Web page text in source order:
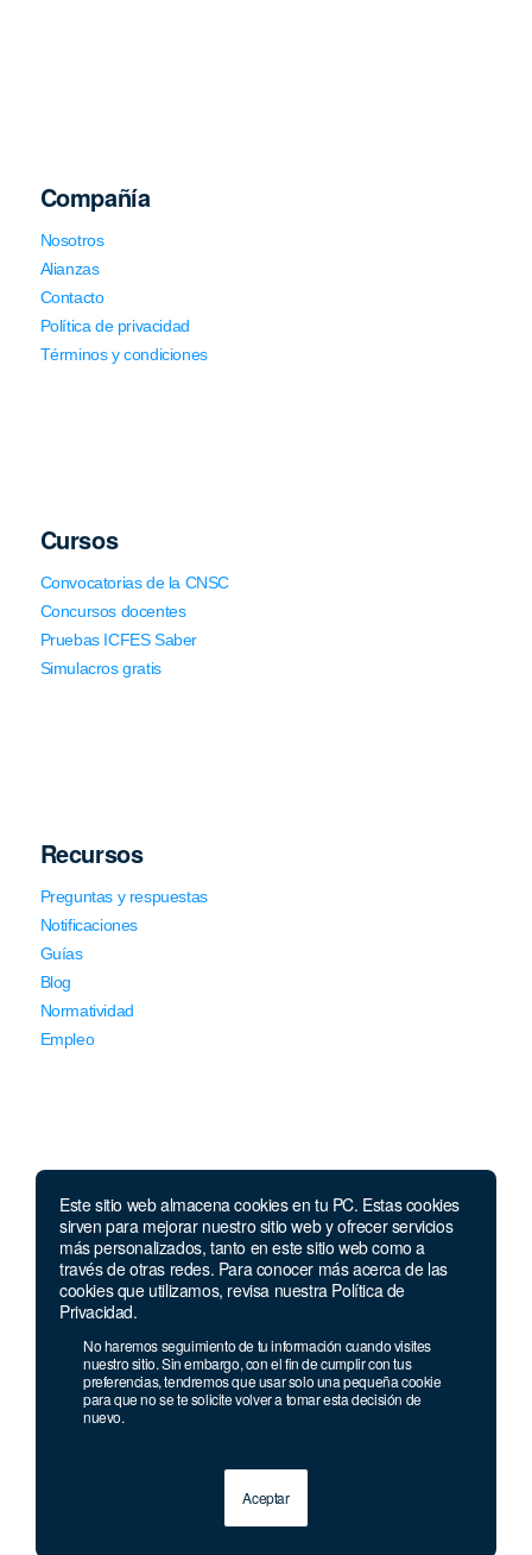
Este sitio web almacena cookies en tu PC. Estas cookies
sirven para mejorar nuestro sitio web y ofrecer servicios
más personalizados, tanto en este sitio web como a
través de otras redes. Para conocer más acerca de las
cookies que utilizamos, revisa nuestra Política de
Privacidad.
No haremos seguimiento de tu información cuando visites
nuestro sitio. Sin embargo, con el fin de cumplir con tus
preferencias, tendremos que usar solo una pequeña cookie
para que no se te solicite volver a tomar esta decisión de
nuevo.
Aceptar
Compañía
Nosotros
Alianzas
Contacto
Política de privacidad
Términos y condiciones
Cursos
Convocatorias de la CNSC
Concursos docentes
Pruebas ICFES Saber
Simulacros gratis
Recursos
Preguntas y respuestas
Notificaciones
Guías
Blog
Normatividad
Empleo
Llámanos
Lunes a jueves de 7 a.m.
a 5:00 p.m. Viernes de
7 a.m. a 4 p.m. Sábados de 8 a.m. a 2 p.m.
Celular y Whatsapp:333 033 40 39
Bogotá:381 92 69